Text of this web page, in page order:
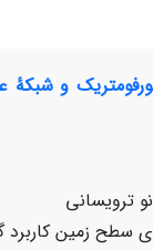
و
ترویسانی
سطح زمین